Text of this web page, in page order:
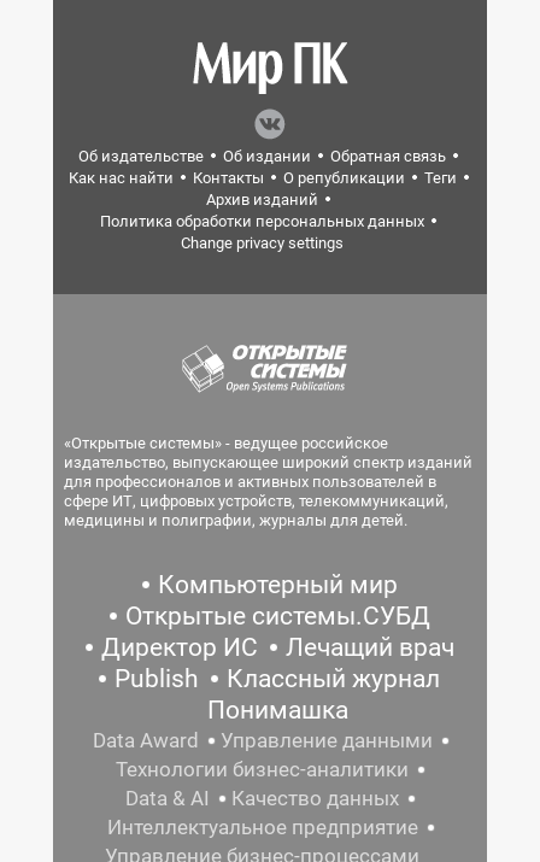
Об издательстве Об издании
Обратная связь
Как нас найти
Контакты О републикации
Теги
Архив изданий
Политика обработки персональных данных
Change privacy settings
«Открытые системы» - ведущее российское
издательство, выпускающее широкий спектр изданий
для профессионалов и активных пользователей в
сфере ИТ, цифровых устройств, телекоммуникаций,
медицины и полиграфии, журналы для детей.
Компьютерный мир
Открытые системы.СУБД
Директор ИС
Лечащий врач
Publish
Классный журнал
Понимашка
Data Award
Управление данными
Технологии бизнес-аналитики
Data & AI
Качество данных
Интеллектуальное предприятие
Управление бизнес-процессами